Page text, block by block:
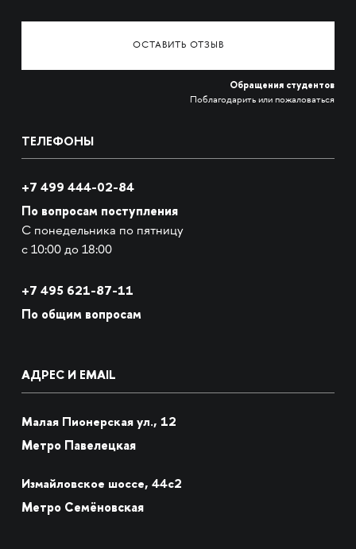
ОСТАВИТЬ ОТЗЫВ
Обращения студентов
Поблагодарить или пожаловаться
ТЕЛЕФОНЫ
+7 499 444-02-84
По вопросам поступления
С понедельника по пятницу
с 10:00 до 18:00
+7 495 621-87-11
По общим вопросам
АДРЕС И EMAIL
Малая Пионерская ул., 12
Метро Павелецкая
Измайловское шоссе, 44с2
Метро Семёновская